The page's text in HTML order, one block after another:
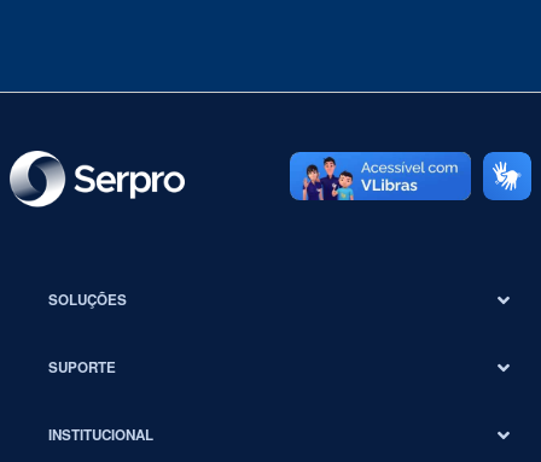
SOLUÇÕES
SUPORTE
INSTITUCIONAL